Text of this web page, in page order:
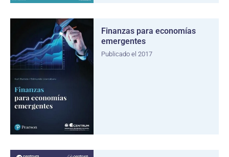
Finanzas para economías
emergentes
Publicado el 2017